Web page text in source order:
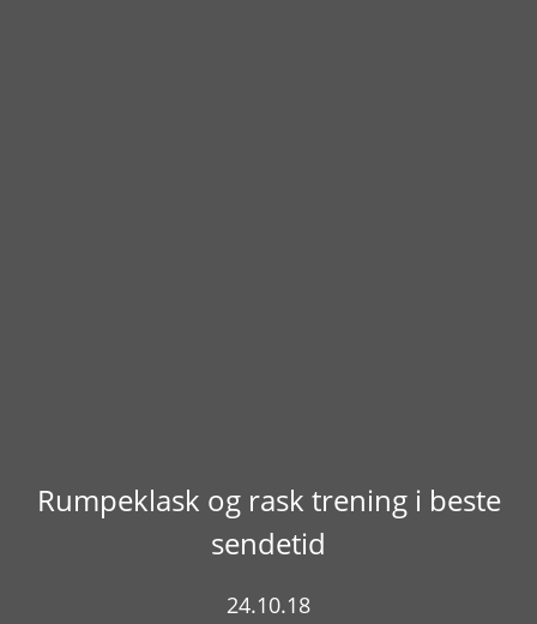
Rumpeklask og rask trening i beste
sendetid
24.10.18